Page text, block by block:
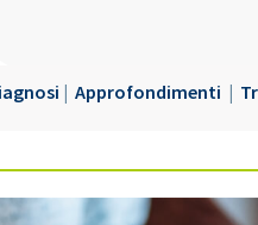
| Approfondimenti |